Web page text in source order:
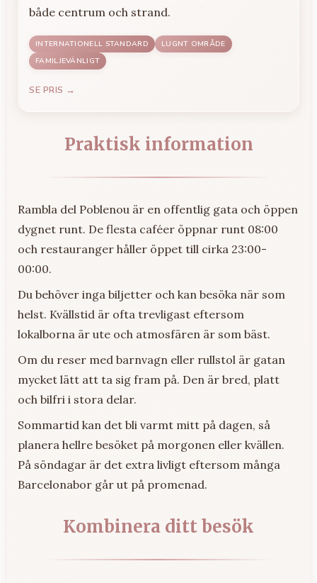
både centrum och strand.
INTERNATIONELL STANDARD
LUGNT OMRÅDE
FAMILJEVÄNLIGT
SE PRIS →
Praktisk information
Rambla del Poblenou är en offentlig gata och öppen
dygnet runt. De flesta caféer öppnar runt 08:00
och restauranger håller öppet till cirka 23:00-
00:00.
Du behöver inga biljetter och kan besöka när som
helst. Kvällstid är ofta trevligast eftersom
lokalborna är ute och atmosfären är som bäst.
Om du reser med barnvagn eller rullstol är gatan
mycket lätt att ta sig fram på. Den är bred, platt
och bilfri i stora delar.
Sommartid kan det bli varmt mitt på dagen, så
planera hellre besöket på morgonen eller kvällen.
På söndagar är det extra livligt eftersom många
Barcelonabor går ut på promenad.
Kombinera ditt besök